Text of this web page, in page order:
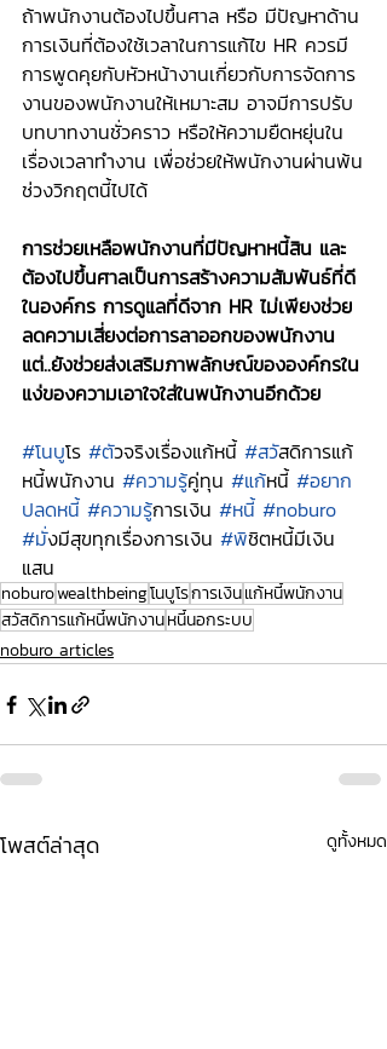
ถ้าพนักงานต้องไปขึ้นศาล หรือ มีปัญหาด้าน
การเงินที่ต้องใช้เวลาในการแก้ไข HR ควรมี
การพูดคุยกับหัวหน้างานเกี่ยวกับการจัดการ
งานของพนักงานให้เหมาะสม อาจมีการปรับ
บทบาทงานชั่วคราว หรือให้ความยืดหยุ่นใน
เรื่องเวลาทำงาน เพื่อช่วยให้พนักงานผ่านพ้น
ช่วงวิกฤตนี้ไปได้
การช่วยเหลือพนักงานที่มีปัญหาหนี้สิน และ
ต้องไปขึ้นศาลเป็นการสร้างความสัมพันธ์ที่ดี
ในองค์กร การดูแลที่ดีจาก HR ไม่เพียงช่วย
ลดความเสี่ยงต่อการลาออกของพนักงาน
แต่..ยังช่วยส่งเสริมภาพลักษณ์ขององค์กรใน
แง่ของความเอาใจใส่ในพนักงานอีกด้วย
#โนบูโร #ตัวจริงเรื่องแก้หนี้ #สวัสดิการแก้
หนี้พนักงาน #ความรู้คู่ทุน #แก้หนี้ #อยาก
ปลดหน #ความรู้การเงิน #หน #noburo
#มั่งมีสุขทุกเรื่องการเงิน #พิชิตหนี้มีเงิน
แสน
noburowealthbeingโนบูโรการเงินแก้หนี้พนักงาน
สวัสดิการแก้หนี้พนักงานหนี้นอกระบบ
noburo articles
โพสต์ล่าสุด ดูทั้งหมด